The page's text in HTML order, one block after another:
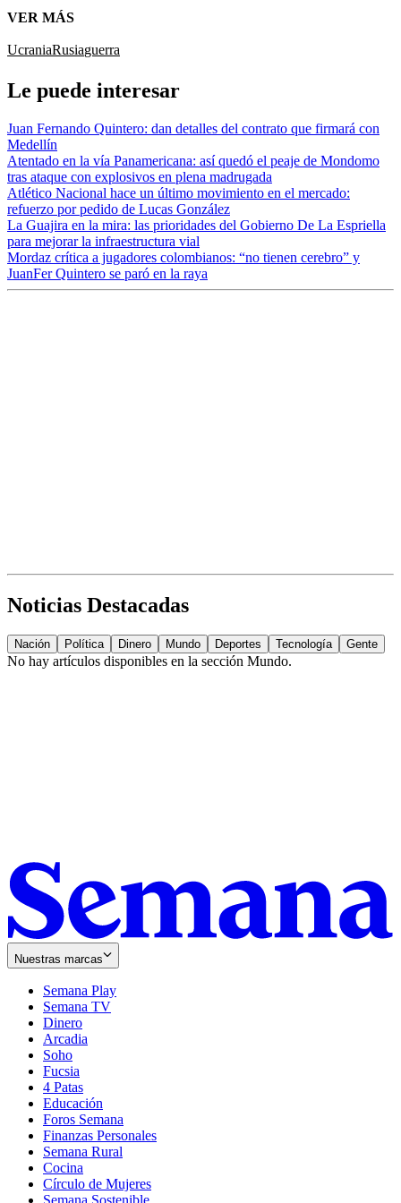
VER MÁS
UcraniaRusiaguerra
Le puede interesar
Juan Fernando Quintero: dan detalles del contrato que firmará con
Medellín
Atentado en la vía Panamericana: así quedó el peaje de Mondomo
tras ataque con explosivos en plena madrugada
Atlético Nacional hace un último movimiento en el mercado:
refuerzo por pedido de Lucas González
La Guajira en la mira: las prioridades del Gobierno De La Espriella
para mejorar la infraestructura vial
Mordaz crítica a jugadores colombianos: “no tienen cerebro” y
JuanFer Quintero se paró en la raya
Noticias Destacadas
Nación Política Dinero Mundo Deportes Tecnología Gente
No hay artículos disponibles en la sección Mundo.
Nuestras marcas
Semana Play
Semana TV
Dinero
Arcadia
Soho
in
new
window
Fucsia
in
new
window
4 Patas
Educación
Foros Semana
Finanzas Personales
Semana Rural
Cocina
Círculo de Mujeres
Semana Sostenible